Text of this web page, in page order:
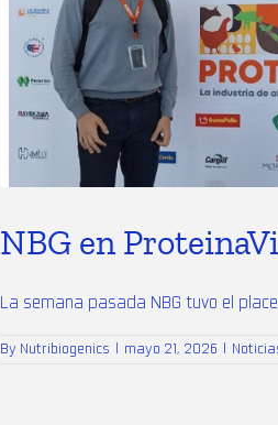
NBG en
La semana pasada NBG tuvo el
By Nutribiogenics mayo 21, 2026